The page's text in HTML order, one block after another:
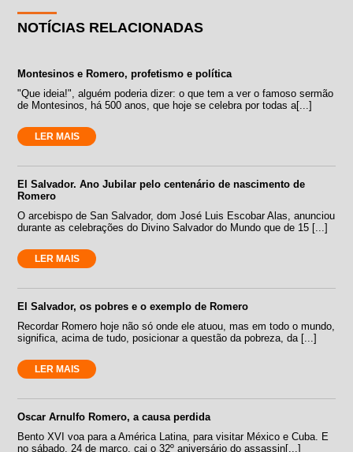
NOTÍCIAS RELACIONADAS
Montesinos e Romero, profetismo e política
"Que ideia!", alguém poderia dizer: o que tem a ver o famoso sermão
de Montesinos, há 500 anos, que hoje se celebra por todas a[...]
LER MAIS
El Salvador. Ano Jubilar pelo centenário de nascimento de
Romero
O arcebispo de San Salvador, dom José Luis Escobar Alas, anunciou
durante as celebrações do Divino Salvador do Mundo que de 15 [...]
LER MAIS
El Salvador, os pobres e o exemplo de Romero
Recordar Romero hoje não só onde ele atuou, mas em todo o mundo,
significa, acima de tudo, posicionar a questão da pobreza, da [...]
LER MAIS
Oscar Arnulfo Romero, a causa perdida
Bento XVI voa para a América Latina, para visitar México e Cuba. E
no sábado, 24 de março, cai o 32º aniversário do assassin[...]